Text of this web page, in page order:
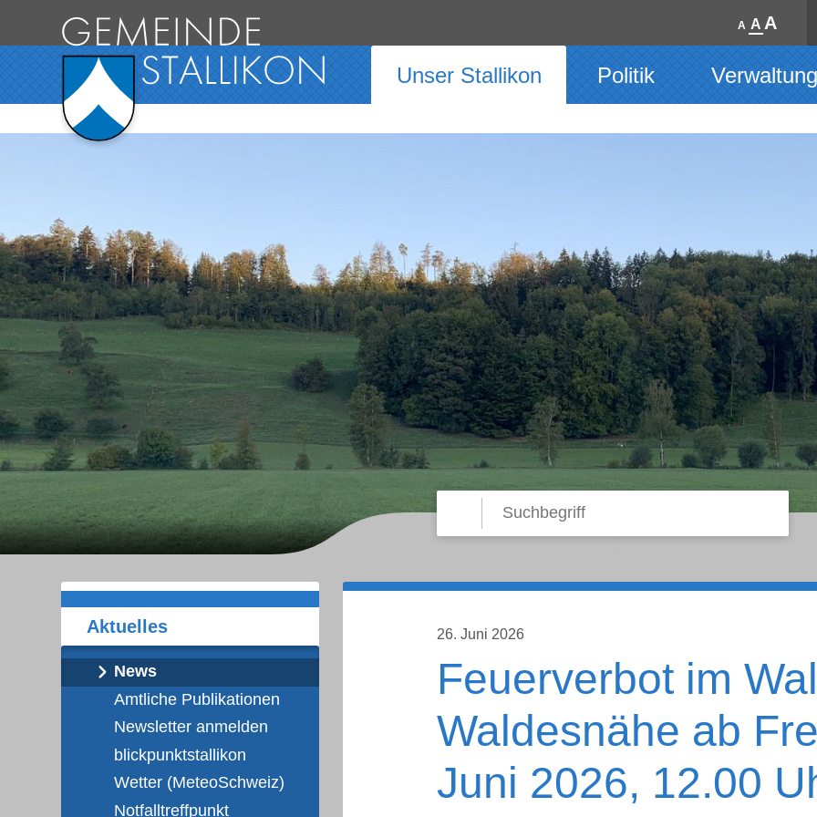
A A A
Hauptnavigation Unser Stallikon Politik Verwaltung
Suchbegriff
Suche starten
Unternavigation
Aktuelles
News
Amtliche Publikationen
Newsletter anmelden
blickpunktstallikon
Wetter (MeteoSchweiz)
Notfalltreffpunkt
Feuerverbot im
Waldesnähe ab
Juni 2026, 12.00
26. Juni 2026